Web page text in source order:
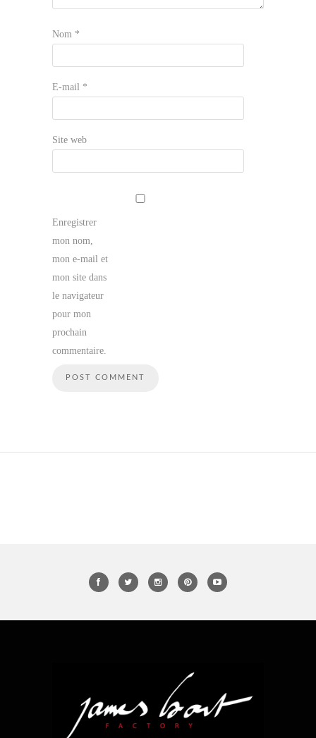
Nom *
E-mail *
Site web
Enregistrer
mon nom,
mon e-mail et
mon site dans
le navigateur
pour mon
prochain
commentaire.